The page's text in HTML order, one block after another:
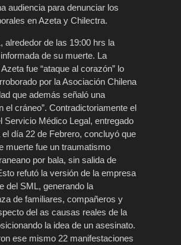
audiencia para denunciar los
en Azeta y Chilectra.
alrededor de las 19:00 hrs la
de su muerte. La
fue “ataque al corazón” lo
por la Asociación Chilena
que además señaló una
el cráneo”. Contradictoriamente el
Servicio Médico Legal, entregado
el día 22 de Febrero, concluyó que
muerte fue un traumatismo
por bala, sin salida de
refutó la versión de la empresa
del SML, generando la
de familiares, compañeros y
del as causas reales de la
la idea de un asesinato.
ese mismo 22 manifestaciones